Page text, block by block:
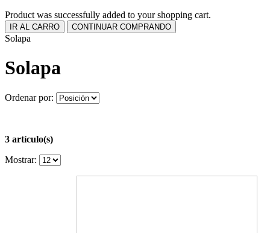
Product was successfully added to your shopping cart.
IR AL CARRO CONTINUAR COMPRANDO
Solapa
Solapa
Ordenar por:
3 artículo(s)
Mostrar: